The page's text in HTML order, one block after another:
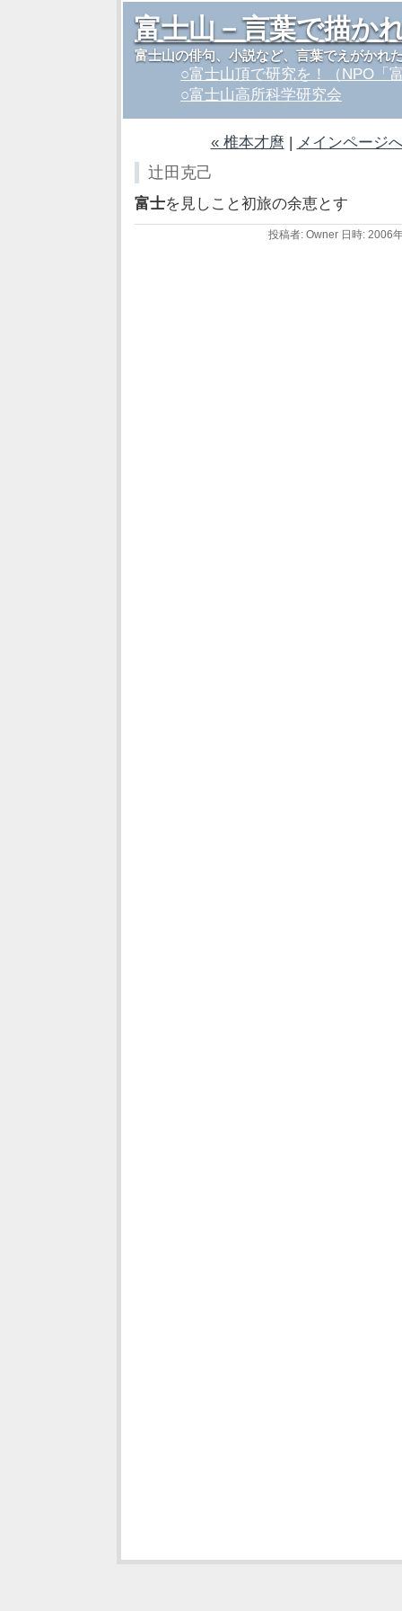
富士山－言葉で描か
富士山の俳句、小説など、言葉でえがかれ
○富士山頂で研究を！（NPO「
○富士山高所科学研究会
« 椎本才麿 | メインページ
辻田克己
富士を見しこと初旅の余恵とす
投稿者: Owner 日時: 2006